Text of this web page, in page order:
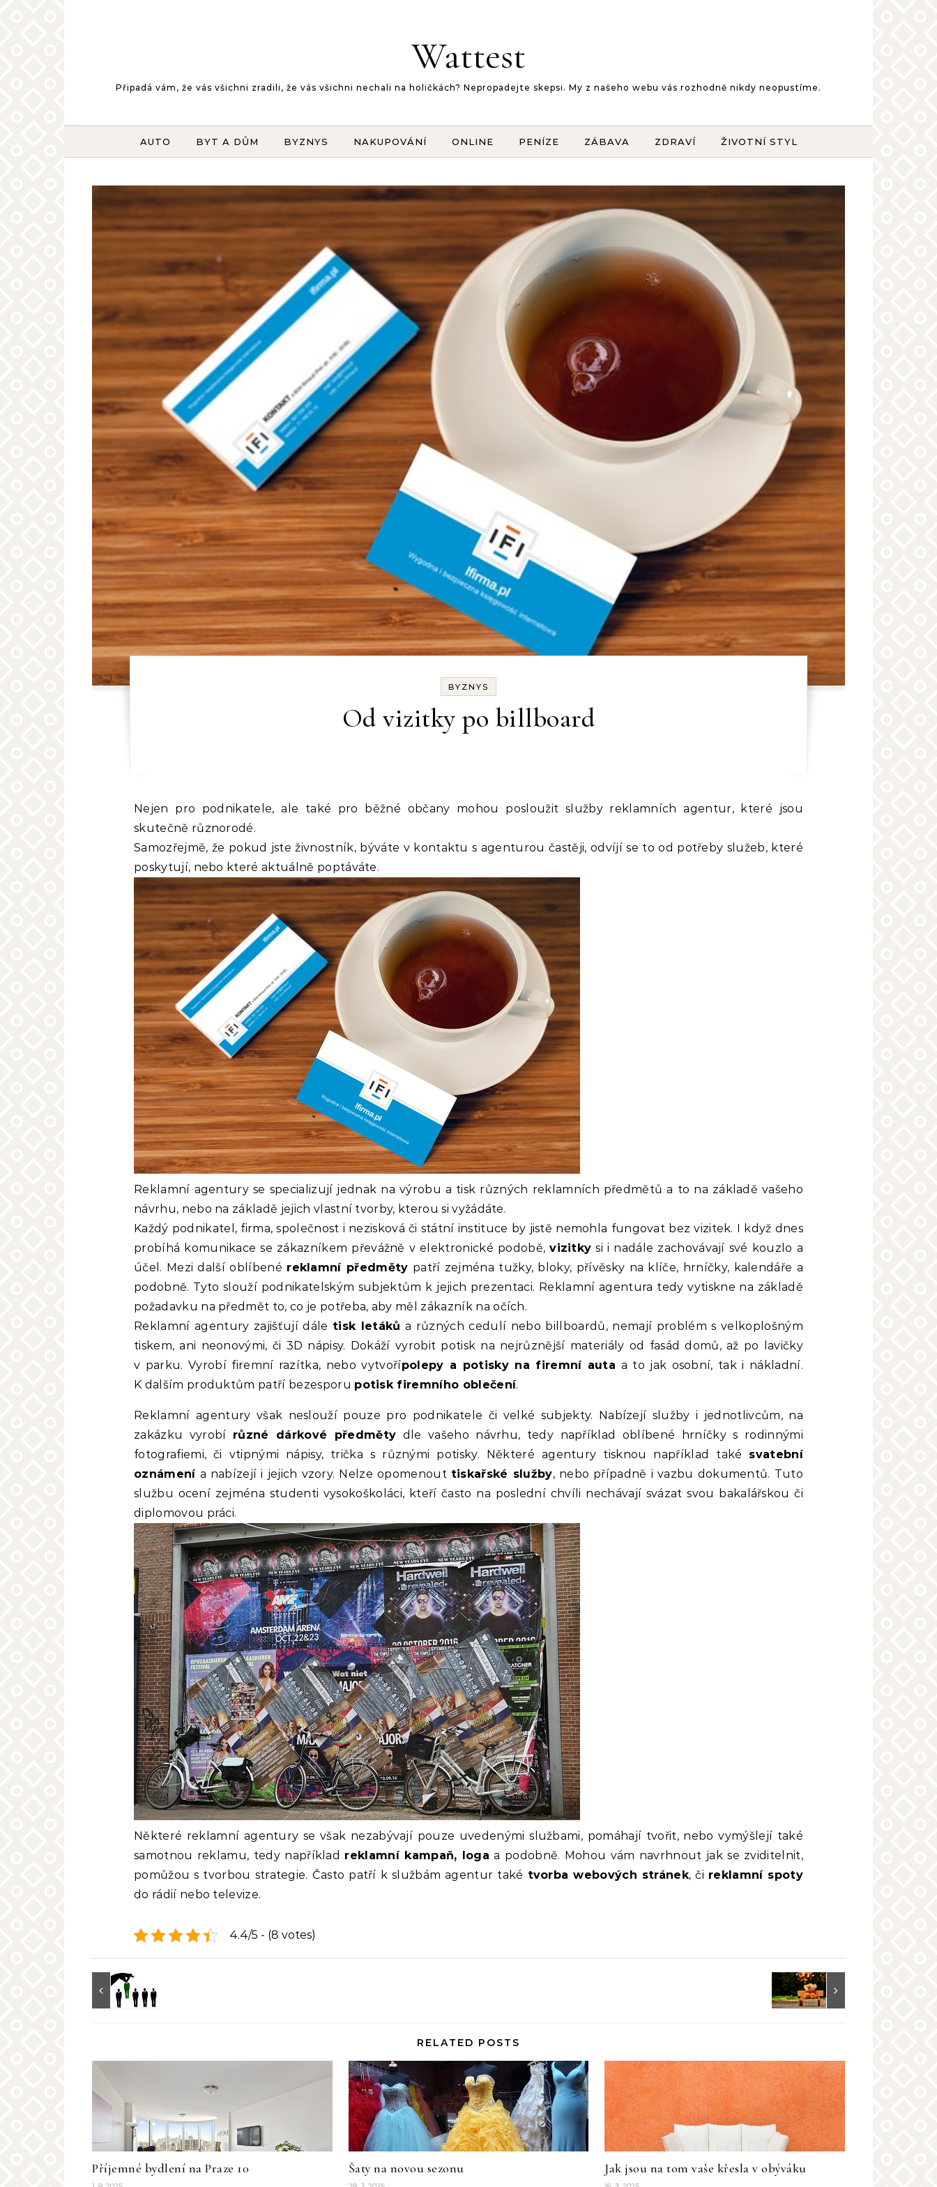
Wattest
Připadá vám, že vás všichni zradili, že vás všichni nechali na holičkách? Nepropadejte skepsi. My z našeho webu vás rozhodně nikdy neopustíme.
AUTO BYT A DŮM BYZNYS NAKUPOVÁNÍ ONLINE PENÍZE ZÁBAVA ZDRAVÍ ŽIVOTNÍ STYL
BYZNYS
Od vizitky po billboard
Nejen pro podnikatele, ale také pro běžné občany mohou posloužit služby reklamních agentur, které jsou
skutečně různorodé.
Samozřejmě, že pokud jste živnostník, býváte v kontaktu s agenturou častěji, odvíjí se to od potřeby služeb, které
poskytují, nebo které aktuálně poptáváte.
Reklamní agentury se specializují jednak na výrobu a tisk různých reklamních předmětů a to na základě vašeho
návrhu, nebo na základě jejich vlastní tvorby, kterou si vyžádáte.
Každý podnikatel, firma, společnost i nezisková či státní instituce by jistě nemohla fungovat bez vizitek. I když dnes
probíhá komunikace se zákazníkem převážně v elektronické podobě,vizitky si i nadále zachovávají své kouzlo a
účel. Mezi další oblíbené reklamní předměty patří zejména tužky, bloky, přívěsky na klíče, hrníčky, kalendáře a
podobně. Tyto slouží podnikatelským subjektům k jejich prezentaci. Reklamní agentura tedy vytiskne na základě
požadavku na předmět to, co je potřeba, aby měl zákazník na očích.
Reklamní agentury zajišťují dále tisk letáků a různých cedulí nebo billboardů, nemají problém s velkoplošným
tiskem, ani neonovými, či 3D nápisy. Dokáží vyrobit potisk na nejrůznější materiály od fasád domů, až po lavičky
v parku. Vyrobí firemní razítka, nebo vytvořípolepy a potisky na firemní auta a to jak osobní, tak i nákladní.
K dalším produktům patří bezesporu potisk firemního oblečení.
Reklamní agentury však neslouží pouze pro podnikatele či velké subjekty. Nabízejí služby i jednotlivcům, na
zakázku vyrobí různé dárkové předměty dle vašeho návrhu, tedy například oblíbené hrníčky s rodinnými
fotografiemi, či vtipnými nápisy, trička s různými potisky. Některé agentury tisknou například také svatební
oznámenía nabízejí i jejich vzory. Nelze opomenout tiskařské služby, nebo případně i vazbu dokumentů. Tuto
službu ocení zejména studenti vysokoškoláci, kteří často na poslední chvíli nechávají svázat svou bakalářskou či
diplomovou práci.
Některé reklamní agentury se však nezabývají pouze uvedenými službami, pomáhají tvořit, nebo vymýšlejí také
samotnou reklamu, tedy například reklamní kampaň, loga a podobně. Mohou vám navrhnout jak se zviditelnit,
pomůžou s tvorbou strategie. Často patří k službám agentur také tvorba webových stránek, či reklamní spoty
do rádií nebo televize.
4.4/5 - (8 votes)
RELATED POSTS
Příjemné bydlení na Praze 10 Šaty na novou sezonu Jak jsou na tom vaše křesla v obýváku